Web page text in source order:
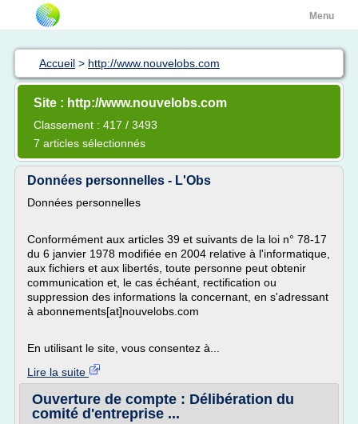
Menu
Accueil > http://www.nouvelobs.com
Site : http://www.nouvelobs.com
Classement : 417 / 3493
7 articles sélectionnés
Données personnelles - L'Obs
Données personnelles
Conformément aux articles 39 et suivants de la loi n° 78-17
du 6 janvier 1978 modifiée en 2004 relative à l'informatique,
aux fichiers et aux libertés, toute personne peut obtenir
communication et, le cas échéant, rectification ou
suppression des informations la concernant, en s'adressant
à abonnements[at]nouvelobs.com
En utilisant le site, vous consentez à...
Lire la suite
Ouverture de compte : Délibération du
comité d'entreprise ...